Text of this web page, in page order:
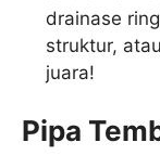
drainase
struktur,
juara!
Pipa